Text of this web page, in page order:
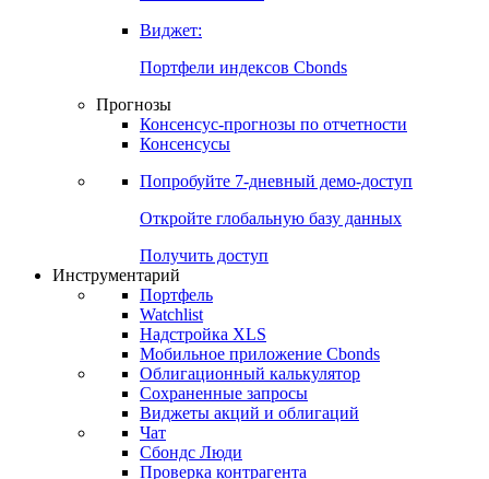
Бензин
Soft Commodities
Виджет:
Портфели индексов Cbonds
Прогнозы
Консенсусы
Попробуйте7-дневный
Откройте глобальную базу данных
Получить доступ
Инструментарий
Портфель
Watchlist
Надстройка XLS
Мобильное приложение Cbonds
Облигационный калькулятор
Сохраненные запросы